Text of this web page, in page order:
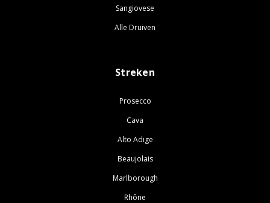
Sangiovese
Alle Druiven
Streken
Prosecco
Cava
Alto Adige
Beaujolais
Marlborough
Rhône